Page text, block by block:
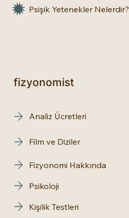
Psişik Yetenekler Nelerdir?
fizyonomist
Analiz Ücretleri
Film ve Diziler
Fizyonomi Hakkında
Psikoloji
Kişilik Testleri